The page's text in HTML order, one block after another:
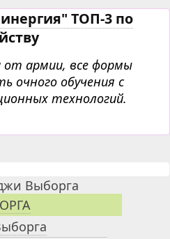
ТОП-3 по
от армии, все формы
очного обучения с
технологий.